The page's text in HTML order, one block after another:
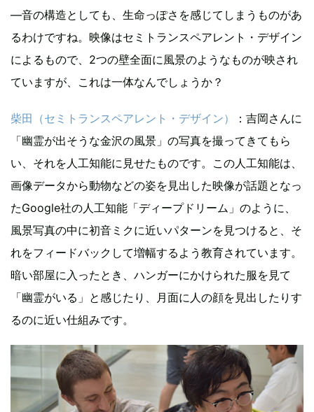
―音の構造としても、生命っぽさを感じてしまうものがあ
るわけですね。映像はセミトランスペアレント・デザイン
によるもので、2つの壁全面に風景のようなものが映され
ていますが、これは一体なんでしょうか？
柴田（セミトランスペアレント・デザイン）
：吉岡さんに
「幽霊が出そうな金沢の風景」の写真を撮ってきてもら
い、それを人工知能に見せたものです。この人工知能は、
画像データから動物などの姿を見出した映像が話題となっ
たGoogle社の人工知能「ディープドリーム」のように、
風景写真の中に初音ミクに近いパターンを見つけると、そ
れをフィードバックして増幅するよう教育されています。
暗い部屋に入ったとき、ハンガーにかけられた服を見て
「幽霊がいる」と感じたり、月面に人の顔を見出したりす
るのに近い仕組みです。